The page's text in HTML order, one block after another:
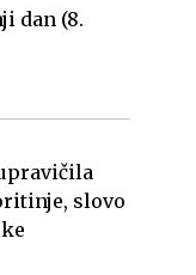
dan (8.
slovo